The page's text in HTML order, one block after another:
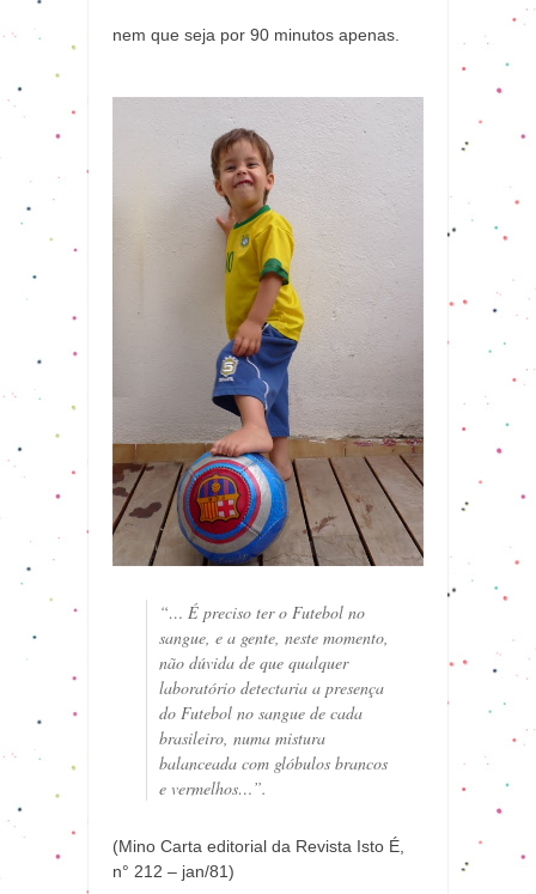
nem que seja por 90 minutos apenas.
“… É preciso ter o Futebol no
sangue, e a gente, neste momento,
não dúvida de que qualquer
laboratório detectaria a presença
do Futebol no sangue de cada
brasileiro, numa mistura
balanceada com glóbulos brancos
e vermelhos…”.
(Mino Carta editorial da Revista Isto É,
n° 212 – jan/81)